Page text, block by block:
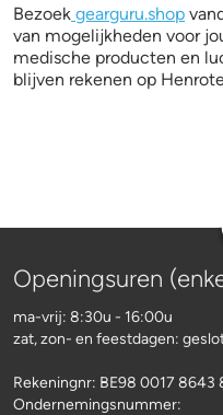
Bezoek gearguru.shop
van mogelijkheden voor
medische producten en
blijven rekenen op
Openingsuren
ma-vrij: 8:30u - 16:00u
zat, zon- en feestdagen:
Rekeningnr: BE98 0017 8643
Ondernemingsnummer: